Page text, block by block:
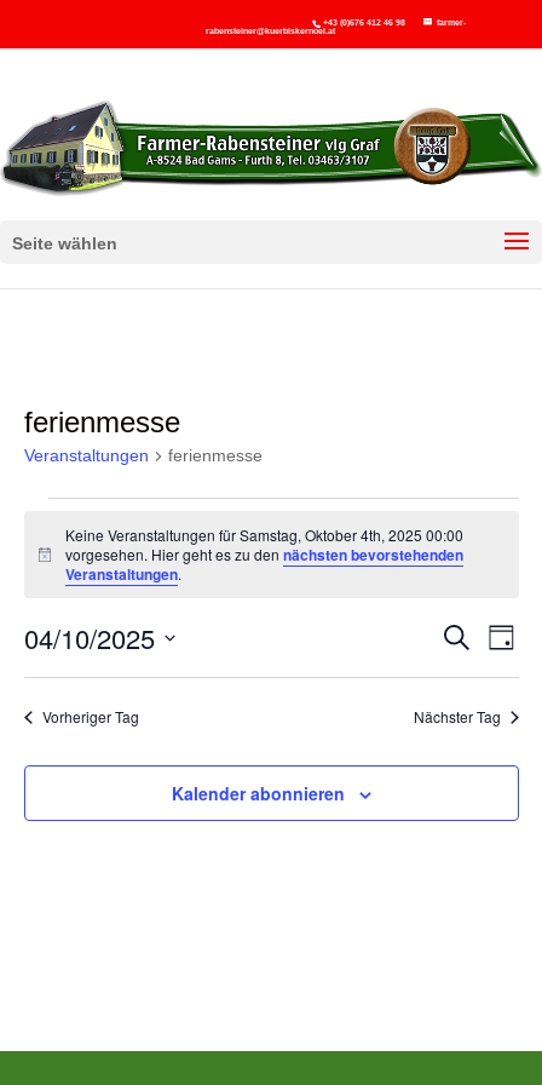
+43 (0)676 412 46 98
farmer-
rabensteiner@kuerbiskernoel.at
Seite wählen
ferienmesse
Veranstaltungen ferienmesse
Veranstaltungen
für
Samstag,
Oktober
4th,
2025
Hinweis
Keine Veranstaltungen für Samstag, Oktober 4th, 2025 00:00
vorgesehen. Hier geht es zu den nächsten bevorstehenden
Veranstaltungen.
und
Suche
Tag
04/10/2025
Datum
wählen.
Vorheriger Tag Nächster Tag
Kalender abonnieren